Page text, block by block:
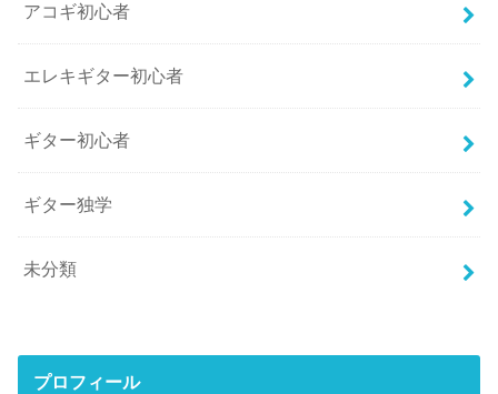
アコギ初心者
エレキギター初心者
ギター初心者
ギター独学
未分類
プロフィール